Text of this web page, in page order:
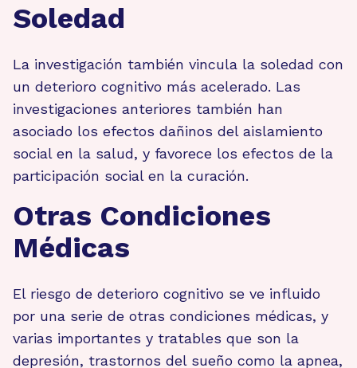
Soledad
La investigación también vincula la soledad con
un deterioro cognitivo más acelerado. Las
investigaciones anteriores también han
asociado los efectos dañinos del aislamiento
social en la salud, y favorece los efectos de la
participación social en la curación.
Otras Condiciones
Médicas
El riesgo de deterioro cognitivo se ve influido
por una serie de otras condiciones médicas, y
varias importantes y tratables que son la
depresión, trastornos del sueño como la apnea,